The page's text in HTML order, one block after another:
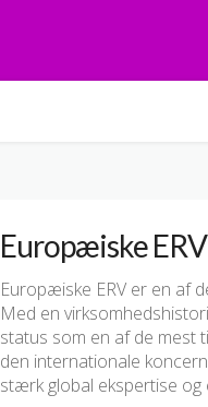
Europæiske
Europæiske ERV er en af
Med en
status som en af de mest
den internationale
stærk global ekspertise